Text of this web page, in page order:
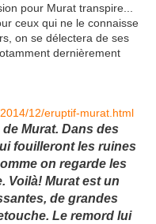
pour Murat transpire...
ceux qui ne le connaisse
on se délectera de ses
dernièrement
12/eruptif-murat.html
Murat. Dans des
fouilleront les ruines
on regarde les
Voilà! Murat est un
de grandes
Le remord lui